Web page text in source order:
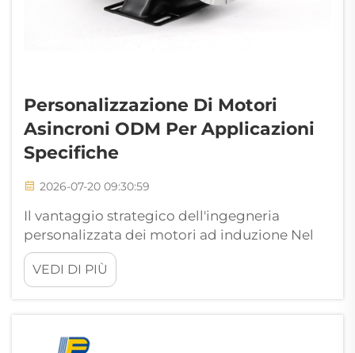
Personalizzazione Di Motori
Asincroni ODM Per Applicazioni
Specifiche
2026-07-20 09:30:59
Il vantaggio strategico dell'ingegneria
personalizzata dei motori ad induzione Nel
contesto altamente competitivo
dell'automazione industriale moderna e della
produzione pesante, l'era tradizionale
VEDI DI PIÙ